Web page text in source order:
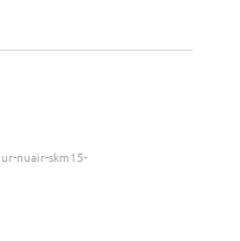
nuair-skm15-